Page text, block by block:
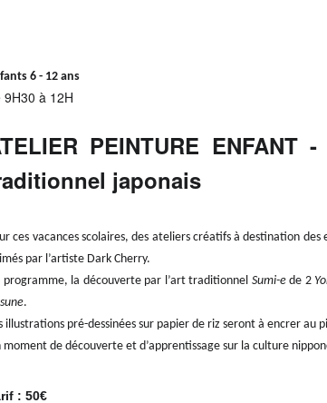
6 - 12 ans
9H30 à 12H
PEINTURE ENFANT
japonais
ces vacances scolaires, des ateliers créatifs à destination
par l’artiste Dark Cherry.
programme, la découverte par l’art traditionnel Sumi-ede 2
.
illustrations pré-dessinées sur papier de riz seront à encrer au
moment de découverte et d’apprentissage sur la culture
: 50€